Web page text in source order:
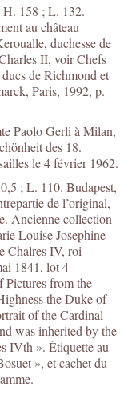
H. 158 ; L. 132.
au château
duchesse de
II, voir Chefs
de Richmond et
Paris, 1992, p.
Paolo Gerli à Milan,
des 18.
le 4 février 1962.
; L. 110. Budapest,
de l’original,
Ancienne collection
Louise Josephine
Chalres IV, roi
1841, lot 4
Pictures from the
the Duke of
of the Cardinal
was inherited by the
IVth ». Étiquette au
», et cachet du